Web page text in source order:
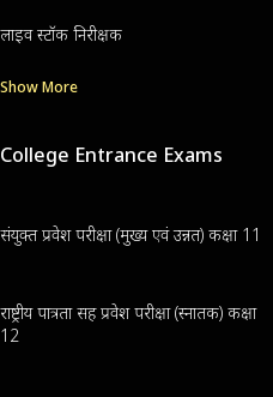
लाइव स्टॉक निरीक्षक
Show More
College Entrance Exams
संयुक्त प्रवेश परीक्षा (मुख्य एवं उन्नत) कक्षा 11
राष्ट्रीय पात्रता सह प्रवेश परीक्षा (स्नातक) कक्षा
12